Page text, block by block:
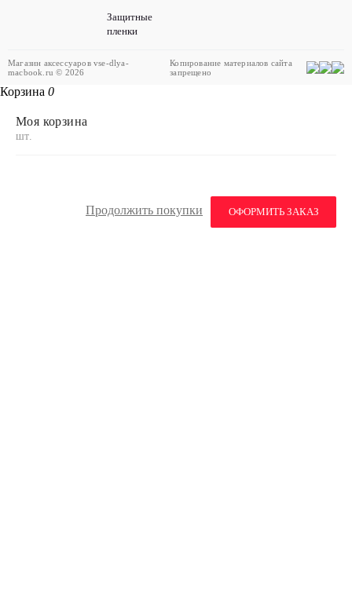
Защитные
пленки
Магазин аксессуаров vse-dlya-
macbook.ru © 2026
Копирование материалов сайта
запрещено
Корзина 0
Моя корзина
шт.
Продолжить покупки ОФОРМИТЬ ЗАКАЗ